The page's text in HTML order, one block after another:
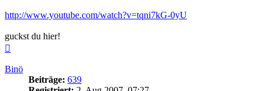
http://www.youtube.com/watch?v=tqni7kG-0yU
guckst du hier!
Binö
Beiträge: 639